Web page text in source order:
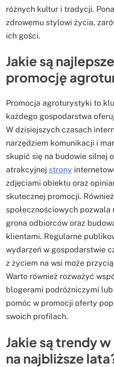
różnych kultur i tradycji.
zdrowemu stylowi życia,
ich gości.
Jakie są
promocję
Promocja agroturystyki to
każdego gospodarstwa
W dzisiejszych czasach
narzędziem komunikacji i
skupić się na budowie silnej
atrakcyjnej strony
zdjęciami obiektu oraz
skutecznej promocji.
społecznościowych
grona odbiorców oraz
klientami. Regularne
wydarzeń w gospodarstwie
z życiem na wsi może
Warto również rozważyć
blogerami podróżniczymi
pomóc w promocji oferty
swoich profilach.
Jakie są trendy
na najbliższe